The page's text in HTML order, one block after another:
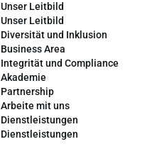
Unser Leitbild
Unser Leitbild
Diversität und Inklusion
Business Area
Integrität und Compliance
Akademie
Partnership
Arbeite mit uns
Dienstleistungen
Dienstleistungen